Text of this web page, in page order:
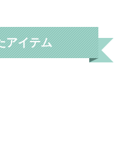
アイテム